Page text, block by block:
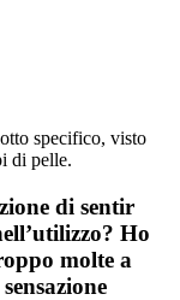
specifico, visto
di pelle.
di sentir
Ho
molte a